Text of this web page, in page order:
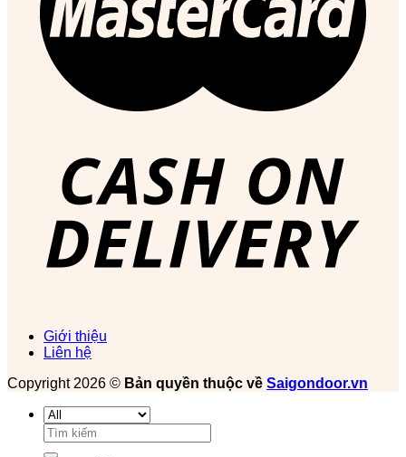
Giới thiệu
Liên hệ
Copyright 2026 © Bản quyền thuộc về Saigondoor.vn
Tìm
kiếm: